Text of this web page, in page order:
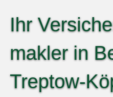
Ihr
makler in
Treptow-